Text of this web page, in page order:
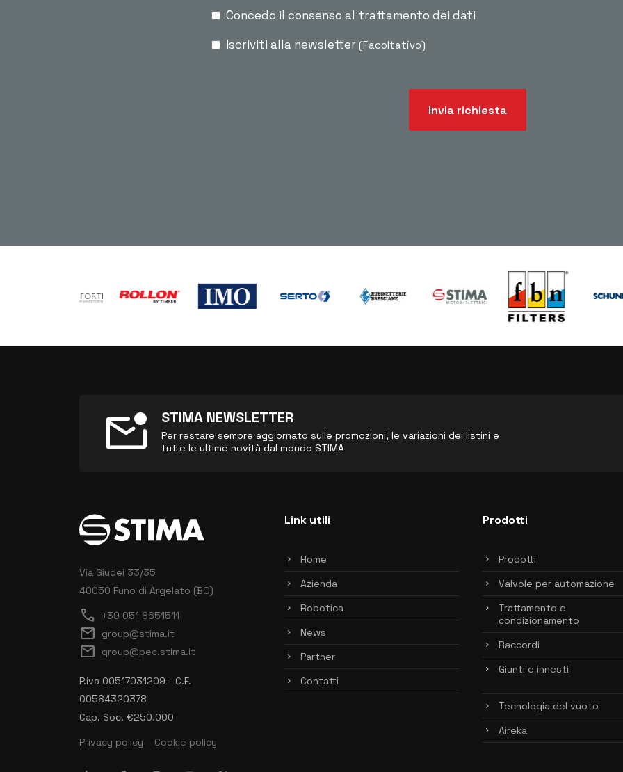
Concedo il consenso al trattamento dei dati
Iscriviti alla newsletter (Facoltativo)
Invia richiesta
mark_email_unread STIMA NEWSLETTER
Per restare sempre aggiornato sulle promozioni, le variazioni dei listini e
tutte le ultime novità dal mondo STIMA
Via Giudei 33/35
40050 Funo di Argelato (BO)
call +39 051 8651511
mail group@stima.it
mail group@pec.stima.it
P.iva 00517031209 - C.F.
00584320378
Cap. Soc. €250.000
Privacy policy
Cookie policy
Link utili
Home
Azienda
Robotica
News
Partner
Contatti
Prodotti
Prodotti
Valvole per automazione
Trattamento e
condizionamento
Raccordi
Giunti e innesti
Tecnologia del vuoto
Aireka